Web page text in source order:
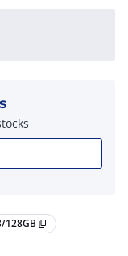
128GB content_copy